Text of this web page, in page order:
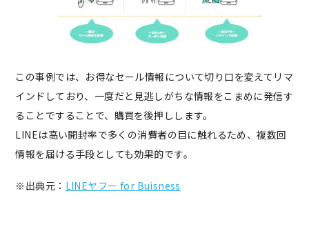
この事例では、お得なセール情報について切り口を変えてリマ
インドしており、一度だと見逃しがちな情報をこまめに発信す
ることですることで、購買を後押しします。
LINEは高い開封率で多くの消費者の目に触れるため、複数回
情報を届ける手段としても効果的です。
※出典元： LINEヤフー for Buisness